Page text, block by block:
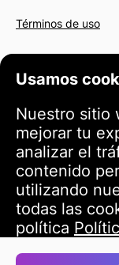
Usamos
Nuestro sitio
mejorar tu
analizar el
contenido
utilizando
todas las
política
Términos de uso